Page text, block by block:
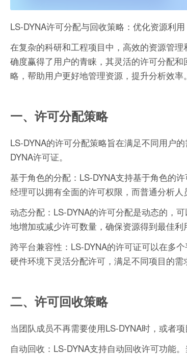
LS-DYNA许可分配与回收策略：优化资源利
在复杂的科研和工程项目中，高效的资源管
确度赢得了用户的青睐，其灵活的许可分配
略，帮助用户更好地管理资源，提升分析效率。
一、许可分配策略
LS-DYNA的许可分配策略旨在满足不同用户
DYNA许可证。
基于角色的分配：LS-DYNA支持基于角色的
经理可以拥有全面的许可权限，而普通分析人
动态分配：LS-DYNA的许可分配是动态的，
地增加或减少许可数量，确保资源得到最佳利
跨平台兼容性：LS-DYNA的许可证可以在多
硬件环境下灵活分配许可，满足不同项目的需
二、许可回收策略
当团队成员不再需要使用LS-DYNA时，或者
自动回收：LS-DYNA支持自动回收许可功能